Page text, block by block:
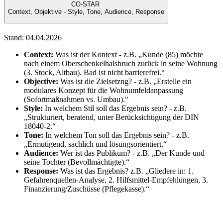
CO-STAR
Context, Objektive - Style, Tone, Audience, Response
Stand: 04.04.2026
Context: Was ist der Kontext - z.B. „Kunde (85) möchte
nach einem Oberschenkelhalsbruch zurück in seine Wohnung
(3. Stock, Altbau). Bad ist nicht barrierefrei.“
Objective: Was ist die Zielsetzng? - z.B. „Erstelle ein
modulares Konzept für die Wohnumfeldanpassung
(Sofortmaßnahmen vs. Umbau).“
Style: In welchem Stil soll das Ergebnis sein? - z.B.
„Strukturiert, beratend, unter Berücksichtigung der DIN
18040-2.“
Tone: In welchem Ton soll das Ergebnis sein? - z.B.
„Ermutigend, sachlich und lösungsorientiert.“
Audience: Wer ist das Publikum? - z.B. „Der Kunde und
seine Tochter (Bevollmächtigte).“
Response: Was ist das Ergebnis? z.B. „Gliedere in: 1.
Gefahrenquellen-Analyse, 2. Hilfsmittel-Empfehlungen, 3.
Finanzierung/Zuschüsse (Pflegekasse).“